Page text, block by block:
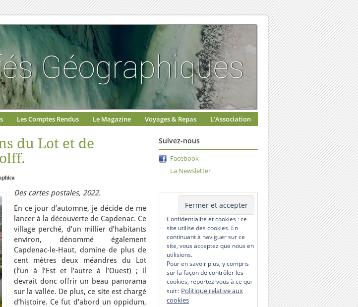
Les Comptes Rendus Le Magazine Voyages & Repas L’Association
du Lot et de
Des cartes postales, 2022.
En ce jour d’automne, je décide de me
lancer à la découverte de Capdenac. Ce
village perché, d’un millier d’habitants
environ, dénommé également
Capdenac-le-Haut, domine de plus de
cent mètres deux méandres du Lot
(l’un à l’Est et l’autre à l’Ouest) ; il
devrait donc offrir un beau panorama
sur la vallée. De plus, ce site est chargé
d’histoire. Ce fut d’abord un oppidum,
Suivez-nous
Facebook
La Newsletter
Confidentialité et cookies : ce
site utilise des cookies. En
continuant à naviguer sur ce
site, vous acceptez que nous en
utilisions.
Pour en savoir plus, y compris
sur la façon de contrôler les
cookies, reportez-vous à ce qui
suit : Politique relative aux
cookies